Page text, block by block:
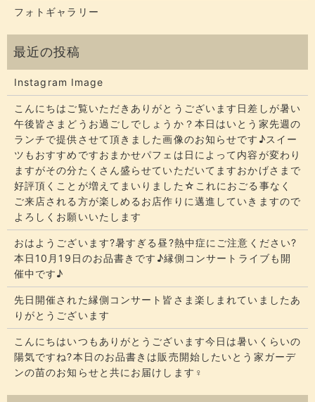
フォトギャラリー
Instagram Image
こんにちはご覧いただきありがとうございます​​​日差しが暑い
午後皆さまどうお過ごしでしょうか？​​​本日はいとう家先週の
ランチで提供させて頂きました画像のお知らせです♪スイー
ツもおすすめですおまかせパフェは日によって内容が変わり
ますがその分たくさん盛らせていただいてます​​​おかげさまで
好評頂くことが増えてまいりました☆​​これにおごる事なく
ご来店される方が楽しめるお店作りに邁進していきますので
よろしくお願いいたします
おはようございます?暑すぎる昼?熱中症にご注意ください?
本日10月19日のお品書きです♪縁側コンサートライブも開
催中です♪
先日開催された縁側コンサート皆さま楽しまれていましたあ
りがとうございます
こんにちはいつもありがとうございます今日は暑いくらいの
陽気ですね?本日のお品書きは販売開始したいとう家ガーデ
ンの苗のお知らせと共にお届けします‍♀️